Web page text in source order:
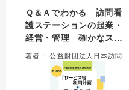
授。起業時の準備やタイムス
ケジュール、マーケティン
グ、人材確保・育成、労務管
な悩みまで、QA形式で具体的
に解説した。
Ｑ＆Ａでわかる 訪問看
護ステーションの起業・
経営・管理 確かなスタ
トで成果を出そう